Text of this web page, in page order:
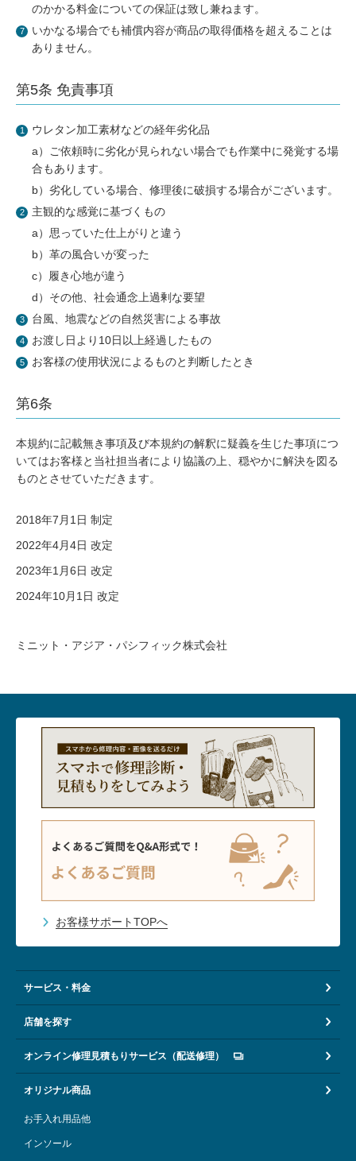
のかかる料金についての保証は致し兼ねます。
いかなる場合でも補償内容が商品の取得価格を超えることは
ありません。
第5条 免責事項
ウレタン加工素材などの経年劣化品
a）ご依頼時に劣化が見られない場合でも作業中に発覚する場
合もあります。
b）劣化している場合、修理後に破損する場合がございます。
主観的な感覚に基づくもの
a）思っていた仕上がりと違う
b）革の風合いが変った
c）履き心地が違う
d）その他、社会通念上過剰な要望
台風、地震などの自然災害による事故
お渡し日より10日以上経過したもの
お客様の使用状況によるものと判断したとき
第6条
本規約に記載無き事項及び本規約の解釈に疑義を生じた事項につ
いてはお客様と当社担当者により協議の上、穏やかに解決を図る
ものとさせていただきます。
2018年7月1日 制定
2022年4月4日 改定
2023年1月6日 改定
2024年10月1日 改定
ミニット・アジア・パシフィック株式会社
お客様サポートTOPへ
サービス・料金
店舗を探す
オンライン修理見積もりサービス（配送修理）
オリジナル商品
お手入れ用品他
インソール